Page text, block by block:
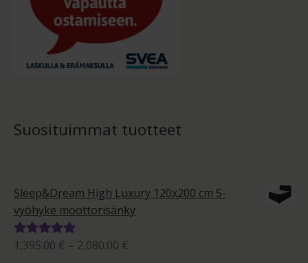
Suosituimmat tuotteet
Sleep&Dream High Luxury 120x200 cm 5-
vyöhyke moottorisänky
Arvostelu
1,395.00 € – 2,080.00 €